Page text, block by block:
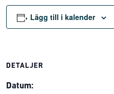
Lägg till i kalender
DETALJER
Datum: